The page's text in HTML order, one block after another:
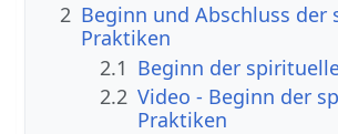
2 Beginn und Abschluss der
Praktiken
2.1 Beginn der
2.2 Video - Beginn der
Praktiken